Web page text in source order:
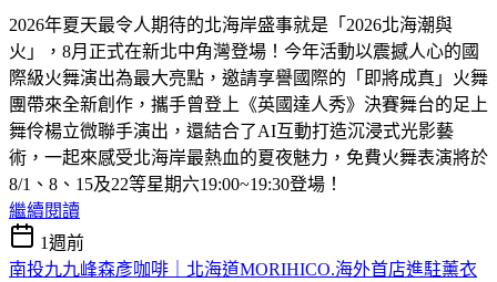
2026年夏天最令人期待的北海岸盛事就是「2026北海潮與
火」，8月正式在新北中角灣登場！今年活動以震撼人心的國
際級火舞演出為最大亮點，邀請享譽國際的「即將成真」火舞
團帶來全新創作，攜手曾登上《英國達人秀》決賽舞台的足上
舞伶楊立微聯手演出，還結合了AI互動打造沉浸式光影藝
術，一起來感受北海岸最熱血的夏夜魅力，免費火舞表演將於
8/1、8、15及22等星期六19:00~19:30登場！
繼續閱讀
1週前
南投九九峰森彥咖啡｜北海道MORIHICO.海外首店進駐薰衣